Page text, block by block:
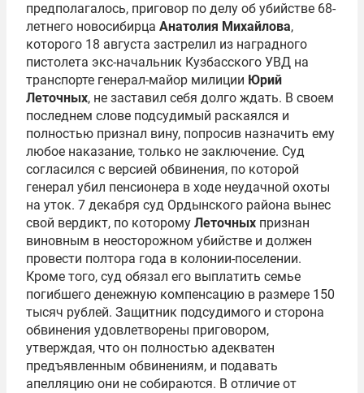
предполагалось, приговор по делу об убийстве 68-
летнего новосибирца Анатолия Михайлова,
которого 18 августа застрелил из наградного
пистолета экс-начальник Кузбасского УВД на
транспорте генерал-майор милиции Юрий
Леточных, не заставил себя долго ждать. В своем
последнем слове подсудимый раскаялся и
полностью признал вину, попросив назначить ему
любое наказание, только не заключение. Суд
согласился с версией обвинения, по которой
генерал убил пенсионера в ходе неудачной охоты
на уток. 7 декабря суд Ордынского района вынес
свой вердикт, по которому Леточных признан
виновным в неосторожном убийстве и должен
провести полтора года в колонии-поселении.
Кроме того, суд обязал его выплатить семье
погибшего денежную компенсацию в размере 150
тысяч рублей. Защитник подсудимого и сторона
обвинения удовлетворены приговором,
утверждая, что он полностью адекватен
предъявленным обвинениям, и подавать
апелляцию они не собираются. В отличие от